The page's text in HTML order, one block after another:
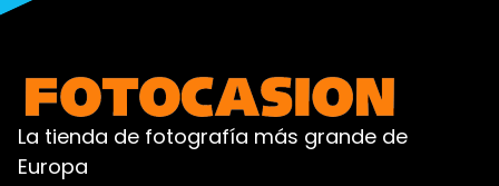
La tienda de fotografía más grande de
Europa